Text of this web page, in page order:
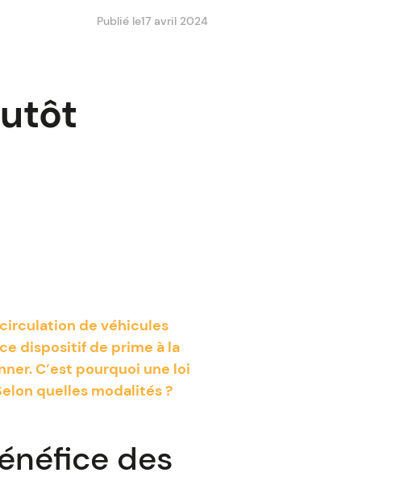
Publié le17 avril 2024
de véhicules
dispositif de prime à la
C’est pourquoi une loi
quelles modalités ?
des